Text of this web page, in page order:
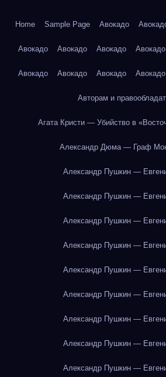
Home Sample Page Авокадо
Авокадо Авокадо Авокадо Авокадо
Авокадо Авокадо Авокадо Авокадо
Авторам и
Агата Кристи — Убийство в
Александр Дюма — Граф
Александр Пушкин —
Александр Пушкин —
Александр Пушкин —
Александр Пушкин —
Александр Пушкин —
Александр Пушкин —
Александр Пушкин —
Александр Пушкин —
Александр Пушкин —